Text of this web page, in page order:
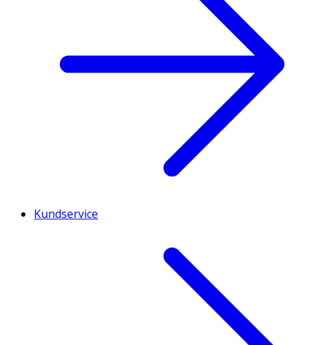
Kundservice